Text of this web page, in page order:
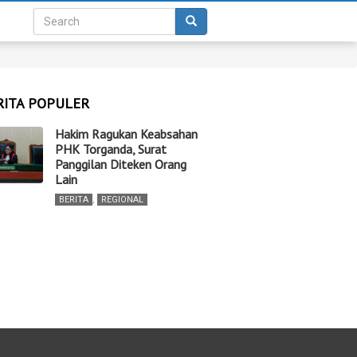
POPULER
Hakim Ragukan Keabsahan
PHK Torganda, Surat
Panggilan Diteken Orang
Lain
BERITA , REGIONAL